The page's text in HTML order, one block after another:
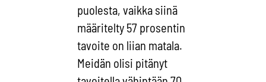
puolesta, vaikka siinä
määritelty 57 prosentin
tavoite on liian matala.
Meidän olisi pitänyt